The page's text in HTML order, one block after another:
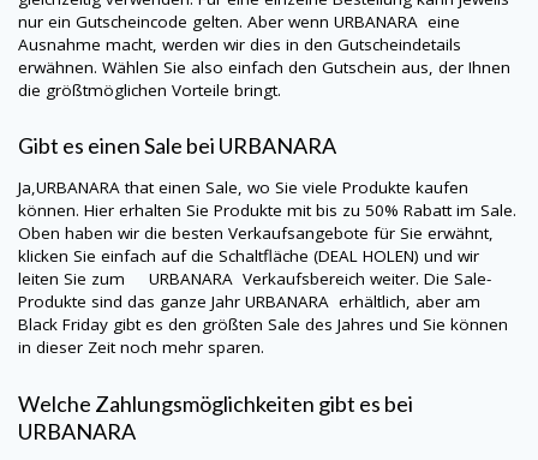
nur ein Gutscheincode gelten. Aber wenn URBANARA eine
Ausnahme macht, werden wir dies in den Gutscheindetails
erwähnen. Wählen Sie also einfach den Gutschein aus, der Ihnen
die größtmöglichen Vorteile bringt.
Gibt es einen Sale bei URBANARA
Ja,URBANARAthat einen Sale, wo Sie viele Produkte kaufen
können. Hier erhalten Sie Produkte mit bis zu 50% Rabatt im Sale.
Oben haben wir die besten Verkaufsangebote für Sie erwähnt,
klicken Sie einfach auf die Schaltfläche (DEAL HOLEN) und wir
leiten Sie zum URBANARA Verkaufsbereich weiter. Die Sale-
Produkte sind das ganze Jahr URBANARA erhältlich, aber am
Black Friday gibt es den größten Sale des Jahres und Sie können
in dieser Zeit noch mehr sparen.
Welche Zahlungsmöglichkeiten gibt es bei
URBANARA